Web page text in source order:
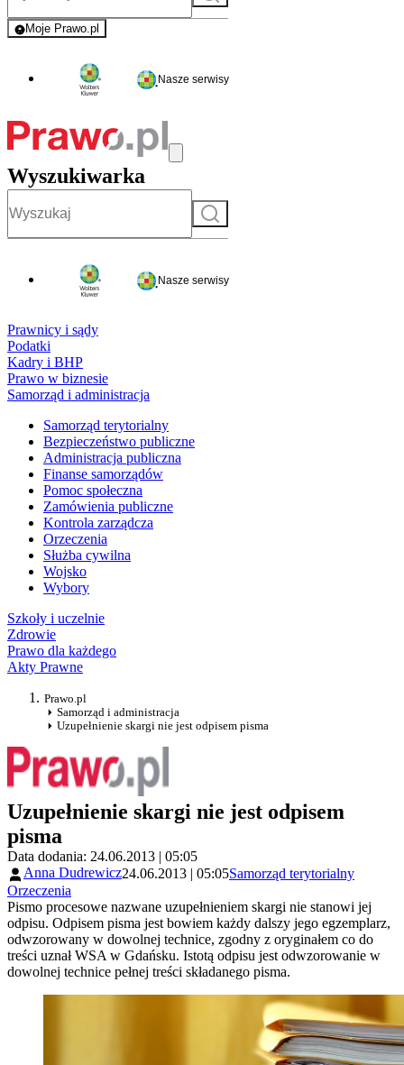
Moje Prawo.pl
- rejestracja i logowanie do serwisu
Nasze serwisy
Wyszukiwarka
Szukaj
Nasze serwisy
Prawnicy i sądy
Podatki
Kadry i BHP
Prawo w biznesie
Samorząd i administracja
Samorząd terytorialny
Bezpieczeństwo publiczne
Administracja publiczna
Finanse samorządów
Pomoc społeczna
Zamówienia publiczne
Kontrola zarządcza
Orzeczenia
Służba cywilna
Wojsko
Wybory
Szkoły i uczelnie
Zdrowie
Prawo dla każdego
Akty Prawne
Prawo.pl
Samorząd i administracja
Uzupełnienie skargi nie jest odpisem pisma
Uzupełnienie skargi nie jest odpisem
pisma
Data dodania: 24.06.2013 | 05:05
Anna Dudrewicz24.06.2013 | 05:05Samorząd terytorialny
Orzeczenia
Pismo procesowe nazwane uzupełnieniem skargi nie stanowi jej
odpisu. Odpisem pisma jest bowiem każdy dalszy jego egzemplarz,
odwzorowany w dowolnej technice, zgodny z oryginałem co do
treści uznał WSA w Gdańsku. Istotą odpisu jest odwzorowanie w
dowolnej technice pełnej treści składanego pisma.